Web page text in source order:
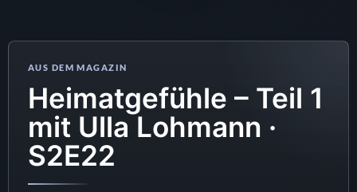
Heimatgefühle – Teil 1
mit Ulla Lohmann ·
S2E22